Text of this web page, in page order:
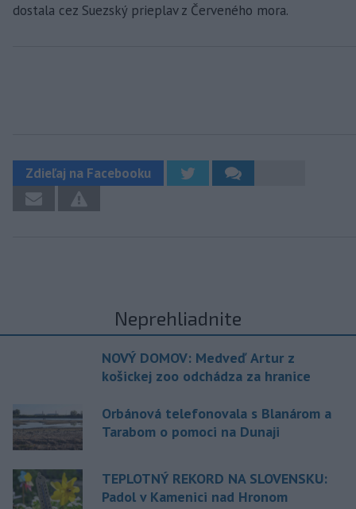
dostala cez Suezský prieplav z Červeného mora.
Zdieľaj na Facebooku
Neprehliadnite
NOVÝ DOMOV: Medveď Artur z
košickej zoo odchádza za hranice
Orbánová telefonovala s Blanárom a
Tarabom o pomoci na Dunaji
TEPLOTNÝ REKORD NA SLOVENSKU:
Padol v Kamenici nad Hronom